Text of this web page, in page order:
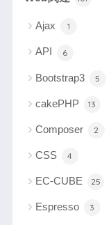
Ajax 1
API 6
Bootstrap3 5
cakePHP 13
Composer 2
CSS 4
EC-CUBE 25
Espresso 3